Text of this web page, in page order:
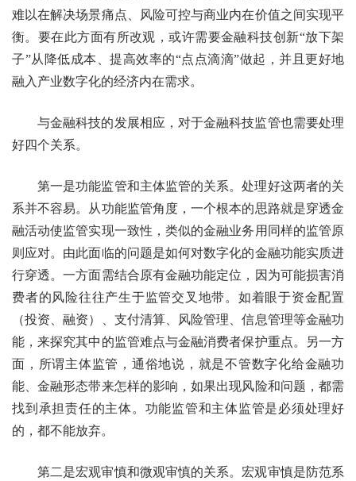
难以在解决场景痛点、风险可控与商业内在价值之间实现平
衡。要在此方面有所改观，或许需要金融科技创新“放下架
子”从降低成本、提高效率的“点点滴滴”做起，并且更好地
融入产业数字化的经济内在需求。
与金融科技的发展相应，对于金融科技监管也需要处理
好四个关系。
第一是功能监管和主体监管的关系。处理好这两者的关
系并不容易。从功能监管角度，一个根本的思路就是穿透金
融活动使监管实现一致性，类似的金融业务用同样的监管原
则应对。由此面临的问题是如何对数字化的金融功能实质进
行穿透。一方面需结合原有金融功能定位，因为可能损害消
费者的风险往往产生于监管交叉地带。如着眼于资金配置
（投资、融资）、支付清算、风险管理、信息管理等金融功
能，来探究其中的监管难点与金融消费者保护重点。另一方
面，所谓主体监管，通俗地说，就是不管数字化给金融功
能、金融形态带来怎样的影响，如果出现风险和问题，都需
找到承担责任的主体。功能监管和主体监管是必须处理好
的，都不能放弃。
第二是宏观审慎和微观审慎的关系。宏观审慎是防范系